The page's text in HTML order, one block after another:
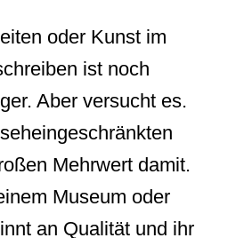
oder Kunst im
ist noch
Aber versucht es.
Mehrwert damit.
Museum oder
an Qualität und ihr